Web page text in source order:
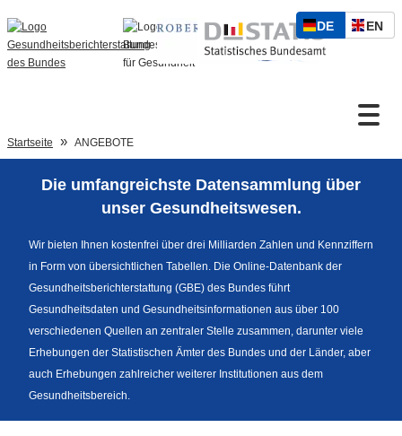
Zum Inhalt
Sprachumschaltung
Fußzeile
S
p
r
w
a
l
DED
ENE
H
Startseite ANGEBOTE
Die umfangreichste Datensammlung über
unser Gesundheitswesen.
Wir bieten Ihnen kostenfrei über drei Milliarden Zahlen und Kennziffern
in Form von übersichtlichen Tabellen. Die Online-Datenbank der
Gesundheitsberichterstattung (GBE) des Bundes führt
Gesundheitsdaten und Gesundheitsinformationen aus über 100
verschiedenen Quellen an zentraler Stelle zusammen, darunter viele
Erhebungen der Statistischen Ämter des Bundes und der Länder, aber
auch Erhebungen zahlreicher weiterer Institutionen aus dem
Gesundheitsbereich.